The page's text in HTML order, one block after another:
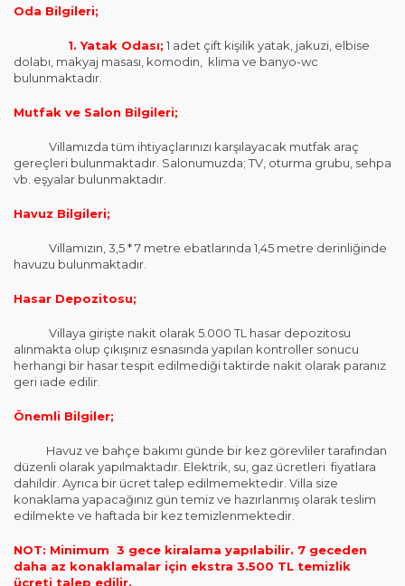
Oda Bilgileri;
1. Yatak Odası; 1 adet çift kişilik yatak, jakuzi, elbise
dolabı, makyaj masası, komodin, klima ve banyo-wc
bulunmaktadır.
Mutfak ve Salon Bilgileri;
Villamızda tüm ihtiyaçlarınızı karşılayacak mutfak araç
gereçleri bulunmaktadır. Salonumuzda; TV, oturma grubu, sehpa
vb. eşyalar bulunmaktadır.
Havuz Bilgileri;
Villamızın, 3,5 * 7 metre ebatlarında 1,45 metre derinliğinde
havuzu bulunmaktadır.
Hasar Depozitosu;
Villaya girişte nakit olarak 5.000 TL hasar depozitosu
alınmakta olup çıkışınız esnasında yapılan kontroller sonucu
herhangi bir hasar tespit edilmediği taktirde nakit olarak paranız
geri iade edilir.
Önemli Bilgiler;
Havuz ve bahçe bakımı günde bir kez görevliler tarafından
düzenli olarak yapılmaktadır. Elektrik, su, gaz ücretleri fiyatlara
dahildir. Ayrıca bir ücret talep edilmemektedir. Villa size
konaklama yapacağınız gün temiz ve hazırlanmış olarak teslim
edilmekte ve haftada bir kez temizlenmektedir.
NOT: Minimum 3 gece kiralama yapılabilir. 7 geceden
daha az konaklamalar için ekstra 3.500 TL temizlik
ücreti talep edilir.